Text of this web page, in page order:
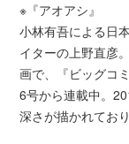
※『アオアシ』
小林有吾による日
イターの上野直彦
画で、『ビッグコ
6号から連載中。
深さが描かれてお